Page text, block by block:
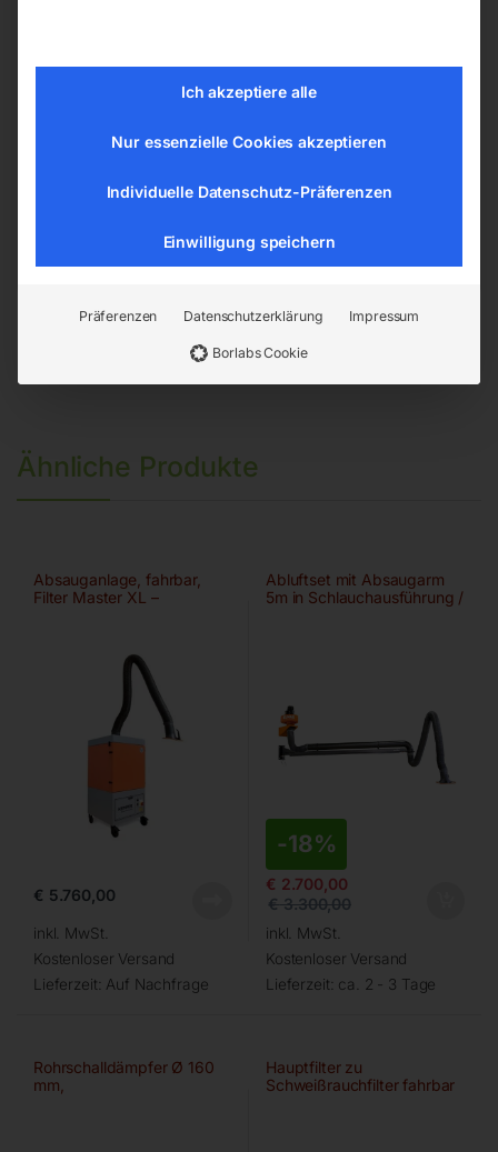
Herstellerinformationen
Hannesgrub Nord 19
Ähnliche Produkte
Absauganlage, fahrbar,
Filter Master XL –
€ 5.760,00
inkl. MwSt.
Kostenloser Versand
Lieferzeit: Auf Nachfrage
Abluftset mit Absaugarm
5m in Schlauchausführung /
-18%
€ 2.700,00
€3.300,00
inkl. MwSt.
Kostenloser Versand
Lieferzeit: ca. 2 - 3 Tage
Rohrschalldämpfer Ø 160
mm,
Hauptfilter zu
Schweißrauchfilter fahrbar
Ich akzeptiere alle
Nur essenzielle Cookies akzeptieren
Individuelle Datenschutz-Präferenzen
Einwilligung speichern
Präferenzen Datenschutzerklärung Impressum
Borlabs Cookie